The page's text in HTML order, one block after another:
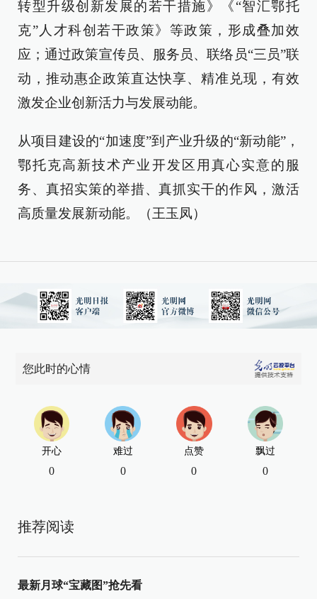
转型升级创新发展的若干措施》《“智汇鄂托
克”人才科创若干政策》等政策，形成叠加效
应；通过政策宣传员、服务员、联络员“三员”联
动，推动惠企政策直达快享、精准兑现，有效
激发企业创新活力与发展动能。
从项目建设的“加速度”到产业升级的“新动能”，
鄂托克高新技术产业开发区用真心实意的服
务、真招实策的举措、真抓实干的作风，激活
高质量发展新动能。（王玉凤）
您此时的心情
开心
0
难过
0
点赞
0
飘过
0
推荐阅读
最新月球“宝藏图”抢先看